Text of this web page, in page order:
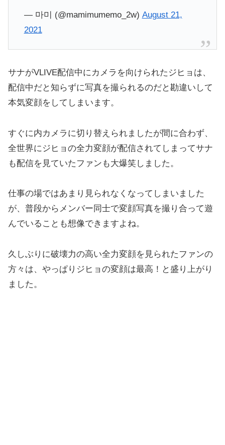
— 마미 (@mamimumemo_2w) August 21,
2021
サナがVLIVE配信中にカメラを向けられたジヒョは、
配信中だと知らずに写真を撮られるのだと勘違いして
本気変顔をしてしまいます。
すぐに内カメラに切り替えられましたが間に合わず、
全世界にジヒョの全力変顔が配信されてしまってサナ
も配信を見ていたファンも大爆笑しました。
仕事の場ではあまり見られなくなってしまいました
が、普段からメンバー同士で変顔写真を撮り合って遊
んでいることも想像できますよね。
久しぶりに破壊力の高い全力変顔を見られたファンの
方々は、やっぱりジヒョの変顔は最高！と盛り上がり
ました。